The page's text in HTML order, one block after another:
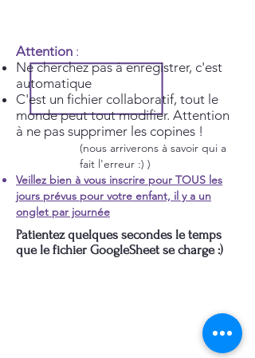
Attention :
Ne cherchez pas à enregistrer, c'est
automatique
C'est un fichier collaboratif, tout le
monde peut tout modifier. Attention
à ne pas supprimer les copines !
(nous arriverons à savoir qui a
fait l'erreur :) )
Veillez bien à vous inscrire pour TOUS les
jours prévus pour votre enfant, il y a un
onglet par journée
Patientez quelques secondes le temps
que le fichier GoogleSheet se charge :)